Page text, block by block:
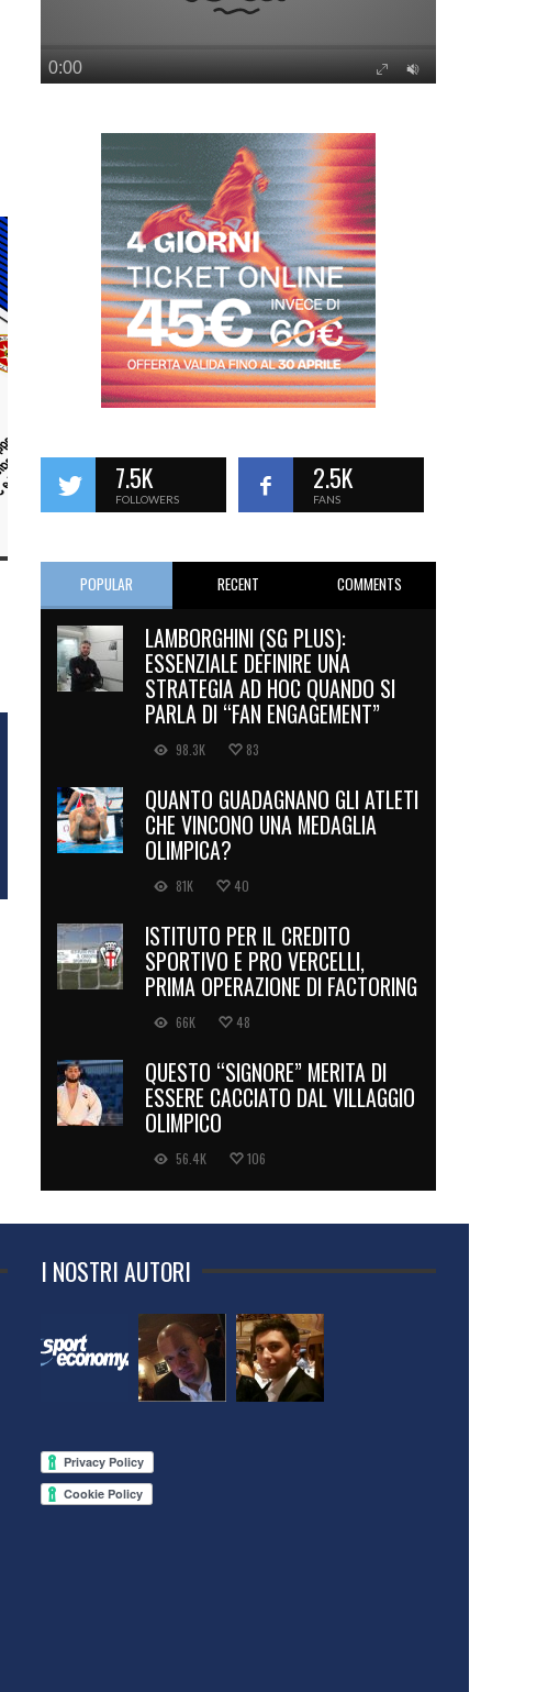
7.5K
FOLLOWERS
2.5K
FANS
POPULAR RECENT COMMENTS
LAMBORGHINI (SG PLUS):
ESSENZIALE DEFINIRE UNA
STRATEGIA AD HOC QUANDO SI
PARLA DI “FAN ENGAGEMENT”
98.3K 83
QUANTO GUADAGNANO GLI ATLETI
CHE VINCONO UNA MEDAGLIA
OLIMPICA?
81K 40
ISTITUTO PER IL CREDITO
SPORTIVO E PRO VERCELLI,
PRIMA OPERAZIONE DI FACTORING
66K 48
QUESTO “SIGNORE” MERITA DI
ESSERE CACCIATO DAL VILLAGGIO
OLIMPICO
56.4K 106
I NOSTRI AUTORI